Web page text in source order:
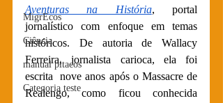
MigrEcos
Ciência
manual pitacos
Categoria teste
Aventuras na História, portal
jornalístico com enfoque em temas
históricos. De autoria de Wallacy
Ferreira, jornalista carioca, ela foi
escrita  nove anos após o Massacre de
Realengo, como ficou conhecida